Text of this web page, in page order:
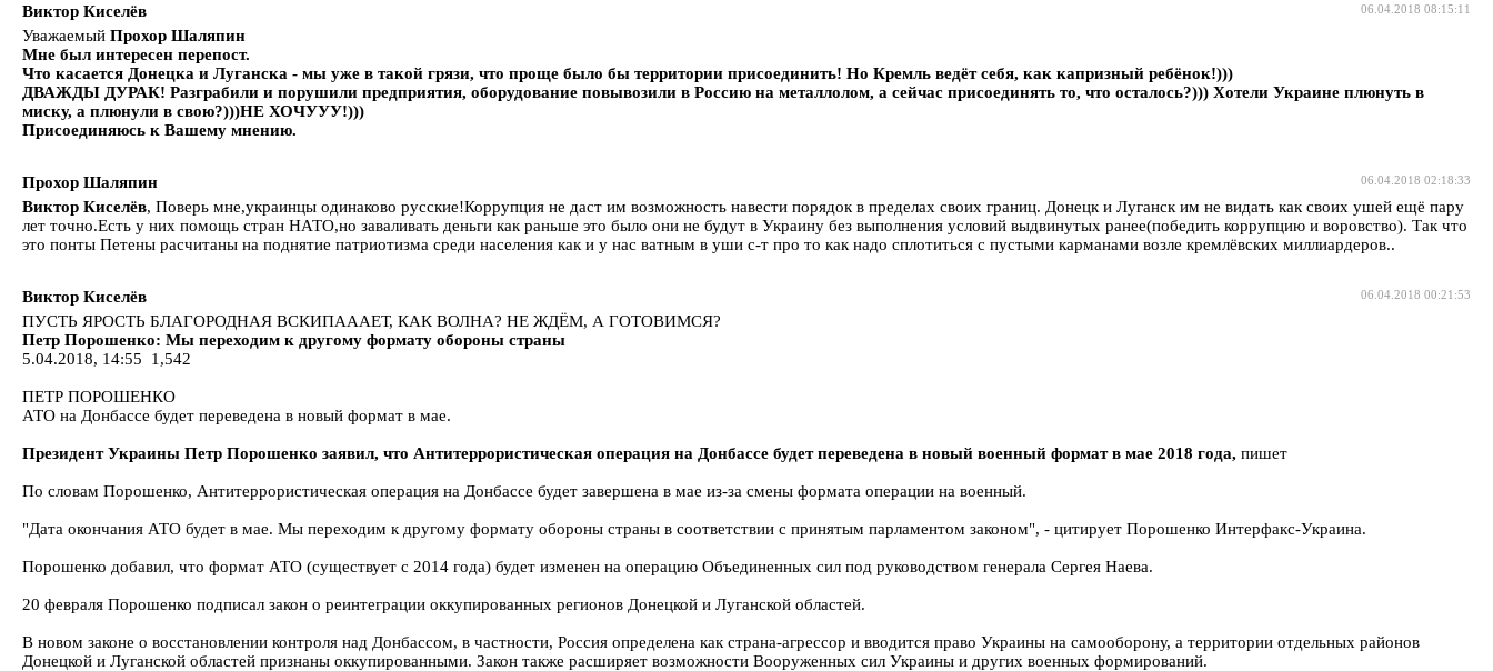
06.04.2018 08:15:11
Виктор Киселёв
Уважаемый Прохор Шаляпин
Мне был интересен перепост.
Что касается Донецка и Луганска - мы уже в такой грязи, что проще было бы территории присоединить! Но Кремль ведёт себя, как капризный ребёнок!)))
ДВАЖДЫ ДУРАК! Разграбили и порушили предприятия, оборудование повывозили в Россию на металлолом, а сейчас присоединять то, что осталось?))) Хотели Украине плюнуть в
миску, а плюнули в свою?)))НЕ ХОЧУУУ!)))
Присоединяюсь к Вашему мнению.
06.04.2018 02:18:33
Прохор Шаляпин
Виктор Киселёв, Поверь мне,украинцы одинаково русские!Коррупция не даст им возможность навести порядок в пределах своих границ. Донецк и Луганск им не видать как своих ушей ещё пару
лет точно.Есть у них помощь стран НАТО,но заваливать деньги как раньше это было они не будут в Украину без выполнения условий выдвинутых ранее(победить коррупцию и воровство). Так что
это понты Петены расчитаны на поднятие патриотизма среди населения как и у нас ватным в уши с-т про то как надо сплотиться с пустыми карманами возле кремлёвских миллиардеров..
06.04.2018 00:21:53
Виктор Киселёв
ПУСТЬ ЯРОСТЬ БЛАГОРОДНАЯ ВСКИПАААЕТ, КАК ВОЛНА? НЕ ЖДЁМ, А ГОТОВИМСЯ?
Петр Порошенко: Мы переходим к другому формату обороны страны
5.04.2018, 14:55 1,542
ПЕТР ПОРОШЕНКО
АТО на Донбассе будет переведена в новый формат в мае.
Президент Украины Петр Порошенко заявил, что Антитеррористическая операция на Донбассе будет переведена в новый военный формат в мае 2018 года, пишет
По словам Порошенко, Антитеррористическая операция на Донбассе будет завершена в мае из-за смены формата операции на военный.
"Дата окончания АТО будет в мае. Мы переходим к другому формату обороны страны в соответствии с принятым парламентом законом", - цитирует Порошенко Интерфакс-Украина.
Порошенко добавил, что формат АТО (существует с 2014 года) будет изменен на операцию Объединенных сил под руководством генерала Сергея Наева.
20 февраля Порошенко подписал закон о реинтеграции оккупированных регионов Донецкой и Луганской областей.
В новом законе о восстановлении контроля над Донбассом, в частности, Россия определена как страна-агрессор и вводится право Украины на самооборону, а территории отдельных районов
Донецкой и Луганской областей признаны оккупированными. Закон также расширяет возможности Вооруженных сил Украины и других военных формирований.